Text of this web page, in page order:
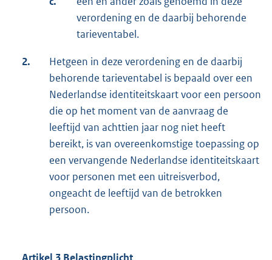
verordening en de daarbij behorende
tarieventabel.
2.
Hetgeen in deze verordening en de daarbij
behorende tarieventabel is bepaald over een
Nederlandse identiteitskaart voor een persoon
die op het moment van de aanvraag de
leeftijd van achttien jaar nog niet heeft
bereikt, is van overeenkomstige toepassing op
een vervangende Nederlandse identiteitskaart
voor personen met een uitreisverbod,
ongeacht de leeftijd van de betrokken
persoon.